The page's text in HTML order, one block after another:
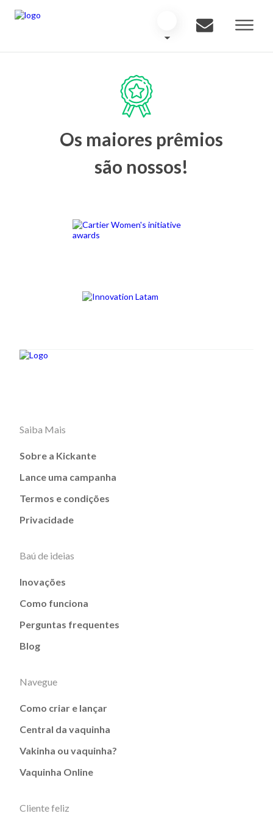
Os maiores prêmios
são nossos!
Saiba Mais
Sobre a Kickante
Lance uma campanha
Termos e condições
Privacidade
Baú de ideias
Inovações
Como funciona
Perguntas frequentes
Blog
Navegue
Como criar e lançar
Central da vaquinha
Vakinha ou vaquinha?
Vaquinha Online
Cliente feliz